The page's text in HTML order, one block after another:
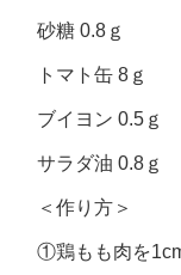
砂糖 0.8ｇ
トマト缶 8ｇ
ブイヨン 0.5ｇ
サラダ油 0.8ｇ
＜作り方＞
①鶏もも肉を